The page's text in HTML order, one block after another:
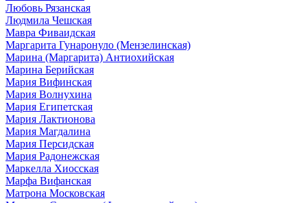
Любовь Рязанская
Людмила Чешская
Мавра Фиваидская
Маргарита Гунаронуло (Мензелинская)
Марина (Маргарита) Антиохийская
Марина Берийская
Мария Вифинская
Мария Волнухина
Мария Египетская
Мария Лактионова
Мария Магдалина
Мария Персидская
Мария Радонежская
Маркелла Хиосская
Марфа Вифанская
Матрона Московская